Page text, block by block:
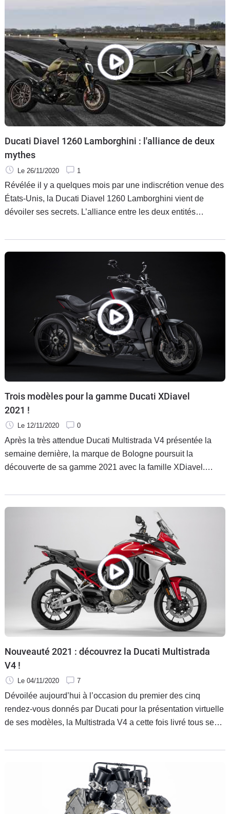
Ducati Diavel 1260 Lamborghini : l'alliance de deux
mythes
Le 26/11/2020 1
Révélée il y a quelques mois par une indiscrétion venue des
États-Unis, la Ducati Diavel 1260 Lamborghini vient de
dévoiler ses secrets. L’alliance entre les deux entités
Volkswagen est à la hauteur de la renommée de chacune :
exclusive et sportive.
Trois modèles pour la gamme Ducati XDiavel
2021 !
Le 12/11/2020 0
Après la très attendue Ducati Multistrada V4 présentée la
semaine dernière, la marque de Bologne poursuit la
découverte de sa gamme 2021 avec la famille XDiavel.
programme en 2021 : la XDiavel Dark et la XDiavel Black
Star.
Nouveauté 2021 : découvrez la Ducati Multistrada
V4 !
Le 04/11/2020 7
Dévoilée aujourd’hui à l’occasion du premier des cinq
rendez-vous donnés par Ducati pour la présentation virtuelle
de ses modèles, la Multistrada V4 a cette fois livré tous ses
trail italien est également la première moto à bénéficier de